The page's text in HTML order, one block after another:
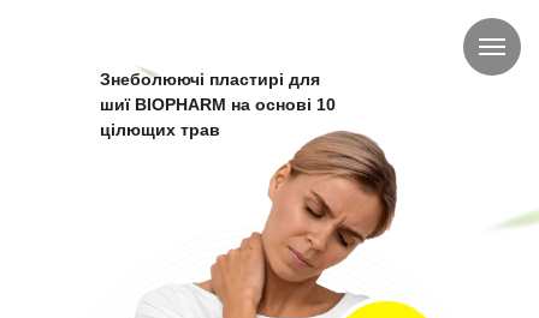
Знеболюючі пластирі для
шиї BIOPHARM на основі 10
цілющих трав